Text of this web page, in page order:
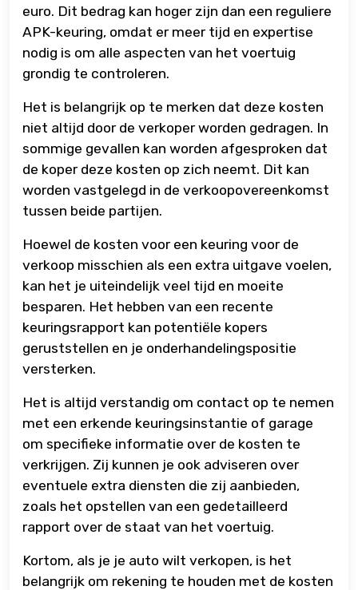
euro. Dit bedrag kan hoger zijn dan een reguliere
APK-keuring, omdat er meer tijd en expertise
nodig is om alle aspecten van het voertuig
grondig te controleren.
Het is belangrijk op te merken dat deze kosten
niet altijd door de verkoper worden gedragen. In
sommige gevallen kan worden afgesproken dat
de koper deze kosten op zich neemt. Dit kan
worden vastgelegd in de verkoopovereenkomst
tussen beide partijen.
Hoewel de kosten voor een keuring voor de
verkoop misschien als een extra uitgave voelen,
kan het je uiteindelijk veel tijd en moeite
besparen. Het hebben van een recente
keuringsrapport kan potentiële kopers
geruststellen en je onderhandelingspositie
versterken.
Het is altijd verstandig om contact op te nemen
met een erkende keuringsinstantie of garage
om specifieke informatie over de kosten te
verkrijgen. Zij kunnen je ook adviseren over
eventuele extra diensten die zij aanbieden,
zoals het opstellen van een gedetailleerd
rapport over de staat van het voertuig.
Kortom, als je je auto wilt verkopen, is het
belangrijk om rekening te houden met de kosten